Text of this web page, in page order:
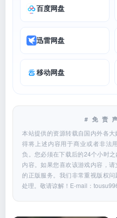
百度网盘
迅雷网盘
移动网盘
#免责
本站提供的资源转载自国内外各
得将上述内容用于商业或者非法
负。您必须在下载后的24个小时
内容。如果您喜欢该游戏内容，
的正版服务。我们非常重视版权
处理。敬请谅解！E-mail：